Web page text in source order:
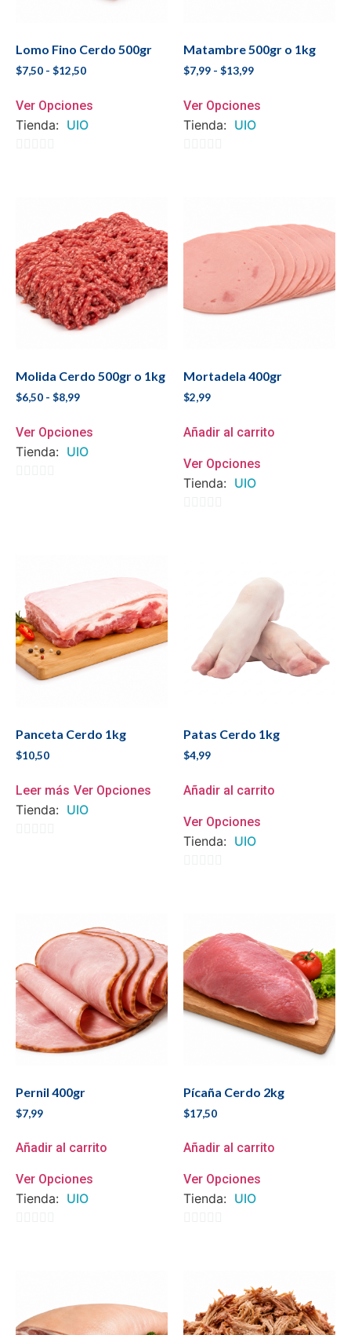
Lomo Fino Cerdo 500gr
$7,50 - $12,50
Ver Opciones
Tienda: UIO
Matambre 500gr o 1kg
$7,99 - $13,99
Ver Opciones
Tienda: UIO
Molida Cerdo 500gr o 1kg
$6,50 - $8,99
Ver Opciones
Tienda: UIO
Mortadela 400gr
$2,99
Añadir al carrito
Ver Opciones
Tienda: UIO
Panceta Cerdo 1kg
$10,50
Leer más Ver Opciones
Tienda: UIO
Patas Cerdo 1kg
$4,99
Añadir al carrito
Ver Opciones
Tienda: UIO
Pernil 400gr
$7,99
Añadir al carrito
Ver Opciones
Tienda: UIO
Pícaña Cerdo 2kg
$17,50
Añadir al carrito
Ver Opciones
Tienda: UIO